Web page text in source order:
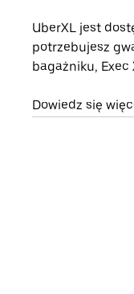
UberXL jest
potrzebujesz
bagażniku, Exec
Dowiedz się